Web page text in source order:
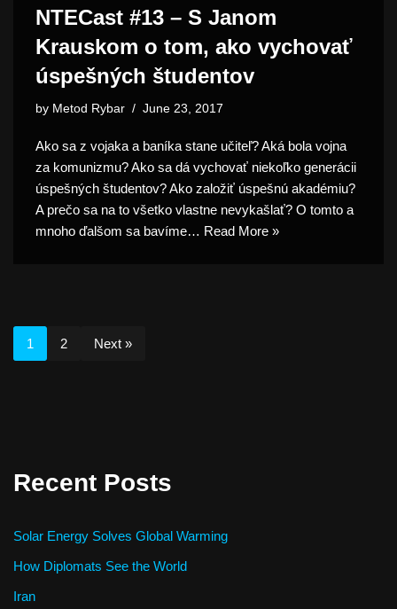
NTECast #13 – S Janom
Krauskom o tom, ako vychovať
úspešných študentov
by Metod Rybar June 23, 2017
Ako sa z vojaka a baníka stane učiteľ? Aká bola vojna
za komunizmu? Ako sa dá vychovať niekoľko generácii
úspešných študentov? Ako založiť úspešnú akadémiu?
A prečo sa na to všetko vlastne nevykašlať? O tomto a
mnoho ďalšom sa bavíme… Read More »
1 2 Next »
Recent Posts
Solar Energy Solves Global Warming
How Diplomats See the World
Iran